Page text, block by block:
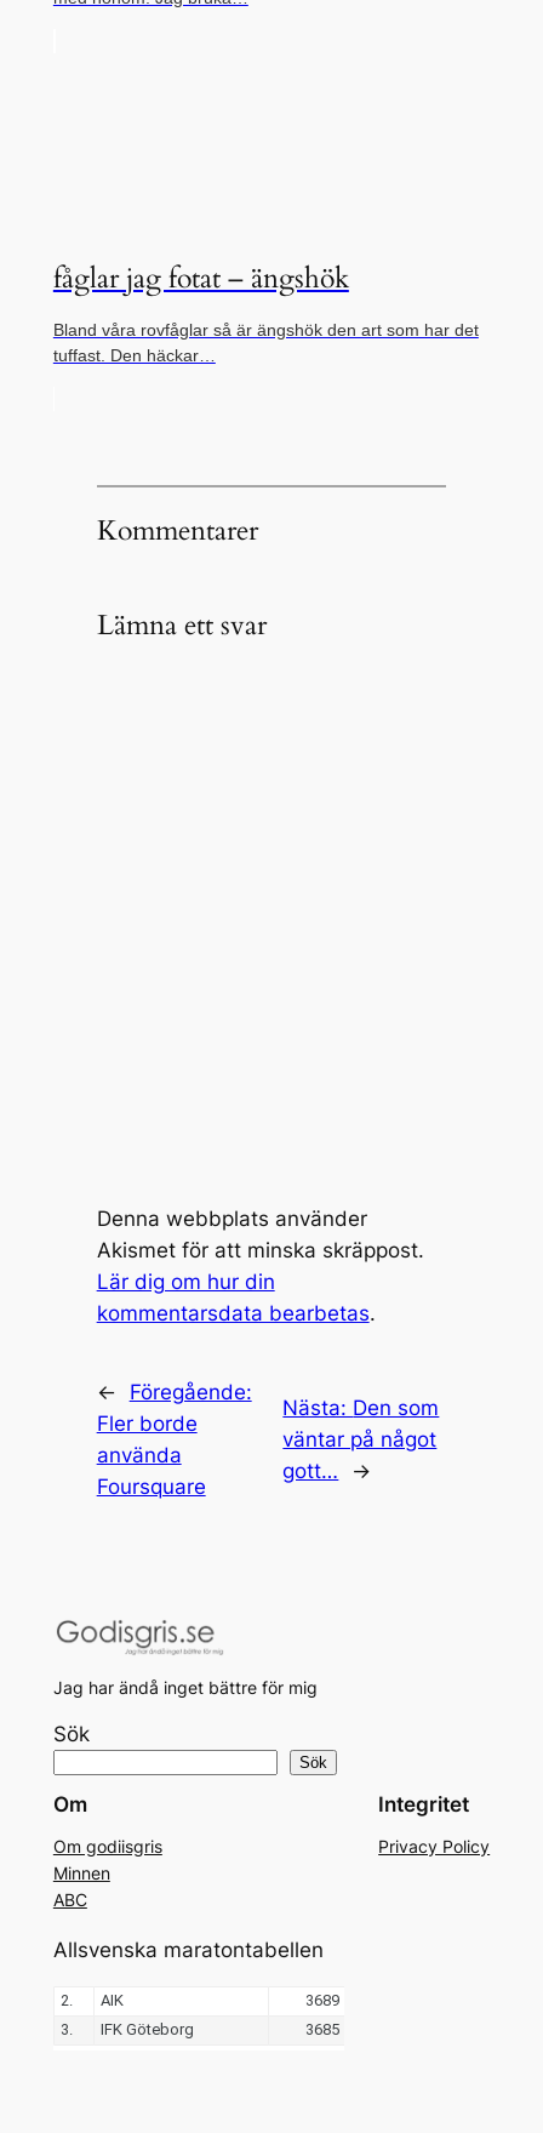
fåglar jag fotat – ängshök
Bland våra rovfåglar så är ängshök den art som har det
tuffast. Den häckar…
Kommentarer
Lämna ett svar
Denna webbplats använder
Akismet för att minska skräppost.
Lär dig om hur din
kommentarsdata bearbetas.
←
Föregående:
Fler borde
använda
Foursquare
Nästa: Den som
väntar på något
gott…
→
Jag har ändå inget bättre för mig
Sök
Sök
Om
Om godiisgris
Minnen
ABC
Integritet
Privacy Policy
Allsvenska maratontabellen